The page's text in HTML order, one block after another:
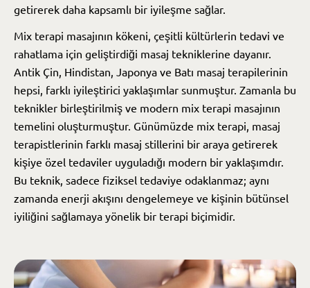
getirerek daha kapsamlı bir iyileşme sağlar.
Mix terapi masajının kökeni, çeşitli kültürlerin tedavi ve
rahatlama için geliştirdiği masaj tekniklerine dayanır.
Antik Çin, Hindistan, Japonya ve Batı masaj terapilerinin
hepsi, farklı iyileştirici yaklaşımlar sunmuştur. Zamanla bu
teknikler birleştirilmiş ve modern mix terapi masajının
temelini oluşturmuştur. Günümüzde mix terapi, masaj
terapistlerinin farklı masaj stillerini bir araya getirerek
kişiye özel tedaviler uyguladığı modern bir yaklaşımdır.
Bu teknik, sadece fiziksel tedaviye odaklanmaz; aynı
zamanda enerji akışını dengelemeye ve kişinin bütünsel
iyiliğini sağlamaya yönelik bir terapi biçimidir.